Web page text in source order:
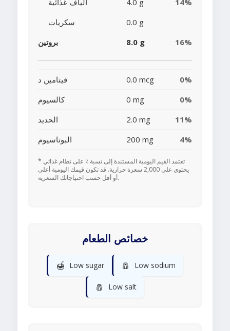
ألياف غذائية 4.0 g
14%
سكريات
0.0 g
بروتين
8.0 g 16%
فيتامين د 0.0 mcg
0%
كالسيوم
0 mg
0%
الحديد
2.0 mg
11%
البوتاسيوم
200 mg 4%
* تعتمد القيم اليومية المستندة إلى نسبة ٪ على نظام غذائي
يحتوي على 2,000 سعرة حرارية. قد تكون قيمك اليومية أعلى
أو أقل حسب احتياجاتك السعرية.
خصائص الطعام
🍯 Low sugar 🧂 Low sodium
🧂 Low salt